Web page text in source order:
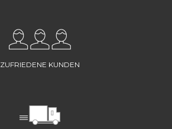
ZUFRIEDENE KUNDEN